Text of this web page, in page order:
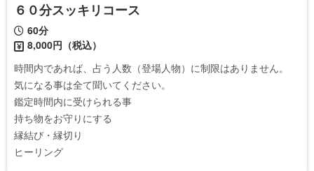
６０分スッキリコース
60分
8,000円（税込）
時間内であれば、占う人数（登場人物）に制限はありません。
気になる事は全て聞いてください。
鑑定時間内に受けられる事
持ち物をお守りにする
縁結び・縁切り
ヒーリング